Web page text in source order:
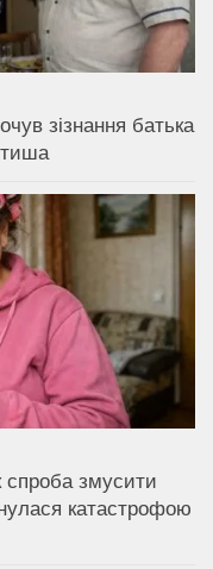
зізнання батька
тиша
спроба змусити
катастрофою